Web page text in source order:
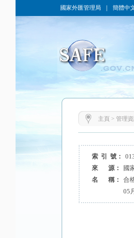
國家外匯管理局 簡體中
主頁 > 管理
索 引 號：
來 源：
國
名 稱：
合
05